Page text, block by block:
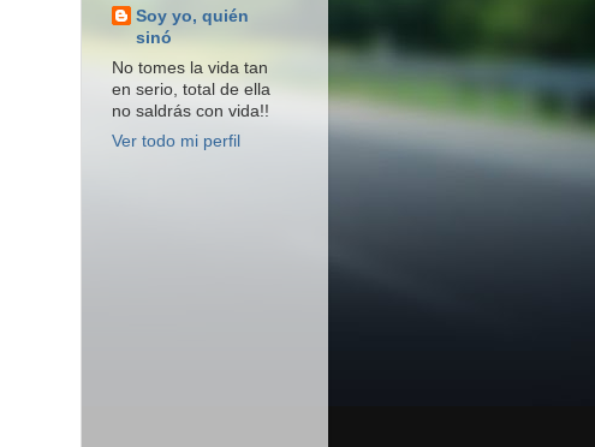
Soy yo, quién
sinó
No tomes la vida tan
en serio, total de ella
no saldrás con vida!!
Ver todo mi perfil